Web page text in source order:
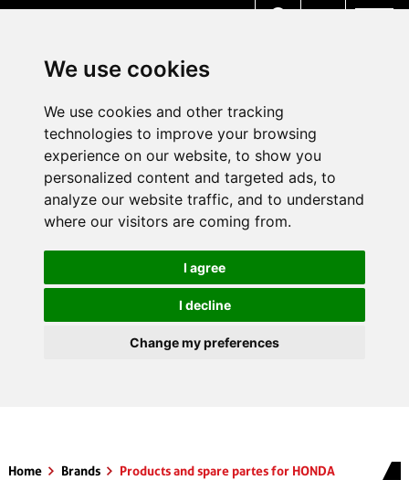
We use cookies
We use cookies and other tracking
technologies to improve your browsing
experience on our website, to show you
personalized content and targeted ads, to
analyze our website traffic, and to understand
where our visitors are coming from.
I agree
I decline
Change my preferences
Home Brands
Products and spare partes for HONDA